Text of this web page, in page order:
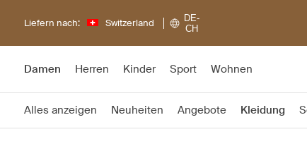
Liefern nach: Switzerland
DE-
CH
Damen Herren Kinder Sport Wohnen
Alles anzeigen Neuheiten Angebote Kleidung